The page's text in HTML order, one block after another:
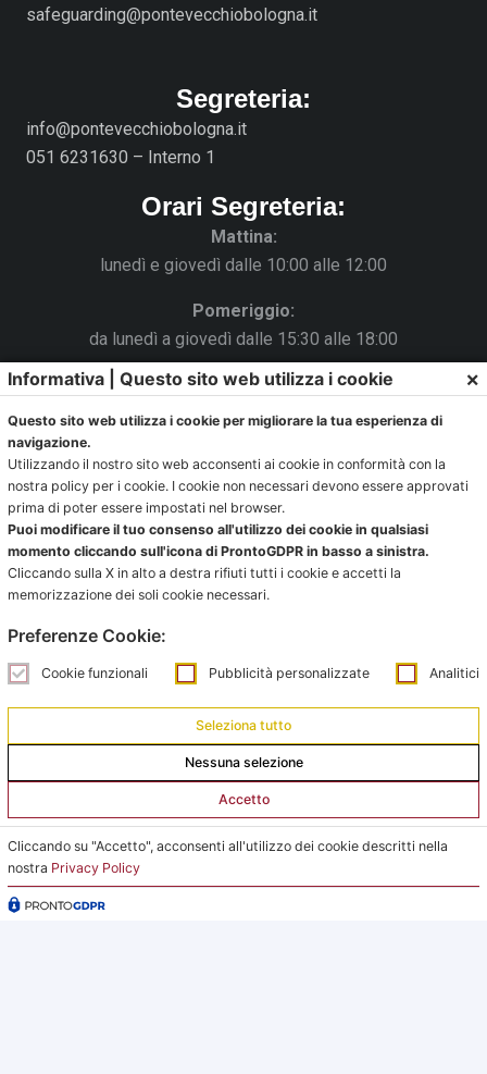
safeguarding@pontevecchiobologna.it
Segreteria:
info@pontevecchiobologna.it
051 6231630 – Interno 1
Orari Segreteria:
Mattina:
lunedì e giovedì dalle 10:00 alle 12:00
Pomeriggio:
da lunedì a giovedì dalle 15:30 alle 18:00
Venerdì chiuso
La Segreteria si trova al C.s. Pertini con accesso da via
Gubellini n.7 al primo piano.
Ufficio impianti:
impianti@pontevecchiobologna.it
Orari Ufficio Impianti:
lunedì e giovedì dalle 9:00 alle 12:00
Pomeriggio:
da lunedì a giovedì dalle 15:00 alle 18:00
Venerdì su appuntamento
L’Ufficio Impianti si trova al C.s. Pertini con accesso da
via Gubellini n.7 al primo piano, dopo la Segreteria.
Informativa | Questo sito web utilizza i cookie ×
Questo sito web utilizza i cookie per migliorare la tua esperienza di
navigazione.
Utilizzando il nostro sito web acconsenti ai cookie in conformità con la
nostra policy per i cookie. I cookie non necessari devono essere approvati
prima di poter essere impostati nel browser.
Puoi modificare il tuo consenso all'utilizzo dei cookie in qualsiasi
momento cliccando sull'icona di ProntoGDPR in basso a sinistra.
Cliccando sulla X in alto a destra rifiuti tutti i cookie e accetti la
memorizzazione dei soli cookie necessari.
Preferenze Cookie:
Cookie funzionali Pubblicità personalizzate Analitici
Seleziona tutto
Nessuna selezione
Accetto
Cliccando su "Accetto", acconsenti all'utilizzo dei cookie descritti nella
nostra Privacy Policy